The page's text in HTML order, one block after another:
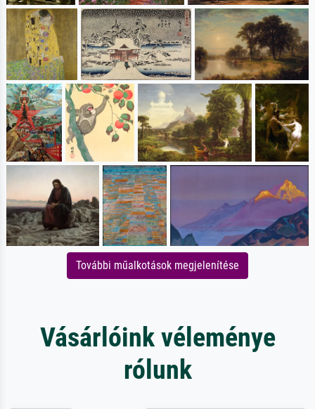
További műalkotások megjelenítése
Vásárlóink véleménye
rólunk